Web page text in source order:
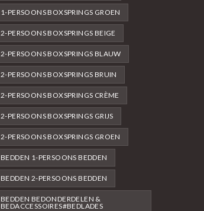
1-PERSOONS BOXSPRINGS GROEN
2-PERSOONS BOXSPRINGS BEIGE
2-PERSOONS BOXSPRINGS BLAUW
2-PERSOONS BOXSPRINGS BRUIN
2-PERSOONS BOXSPRINGS CRÈME
2-PERSOONS BOXSPRINGS GRIJS
2-PERSOONS BOXSPRINGS GROEN
BEDDEN 1-PERSOONS BEDDEN
BEDDEN 2-PERSOONS BEDDEN
BEDDEN BEDONDERDELEN &
BEDACCESSOIRES#BEDLADES